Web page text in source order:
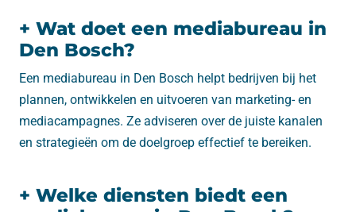
+ Wat doet een mediabureau in
Den Bosch?
Een mediabureau in Den Bosch helpt bedrijven bij het
plannen, ontwikkelen en uitvoeren van marketing- en
mediacampagnes. Ze adviseren over de juiste kanalen
en strategieën om de doelgroep effectief te bereiken.
+ Welke diensten biedt een